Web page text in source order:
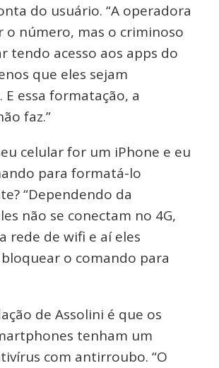
do usuário. “A operadora
o número, mas o criminoso
tendo acesso aos apps do
que eles sejam
essa formatação, a
faz.”
celular for um iPhone e eu
para formatá-lo
“Dependendo da
não se conectam no 4G,
rede de wifi e aí eles
o comando para
de Assolini é que os
tenham um
com antirroubo. “O